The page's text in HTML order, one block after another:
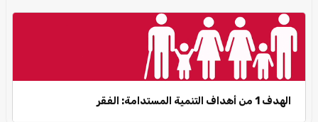
الهدف 1 من أهداف التنمية المستدامة: الفقر